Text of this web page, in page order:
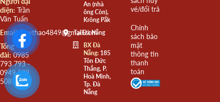
diện: Trần
Văn Tuấn
Email: quythao4849@gmail.com
Tổng
đài:0985
793 793 -
0949 508
508
An (nhà
ông Còn),
Krông Pắk
Tại Đà Nẵng
BX Đà
Nẵng:185
Tôn Đức
Thắng, P.
Hoà Minh,
Tp. Đà
Nẵng
vé/đổi trả
Chính
sách bảo
mật
thông tin
thanh
toán